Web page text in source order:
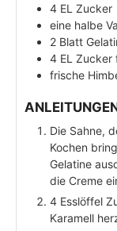
4 EL Zucker
eine halbe
2 Blatt
4 EL Zucker
frische
Die Sahne,
Kochen
Gelatine
die Creme
4 Esslöffel
Karamell